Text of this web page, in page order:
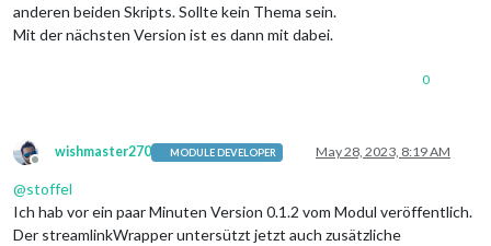
anderen beiden Skripts. Sollte kein Thema sein.
Mit der nächsten Version ist es dann mit dabei.
0
Offline
wishmaster270 MODULE DEVELOPER May 28, 2023, 8:19 AM
@stoffel
Ich hab vor ein paar Minuten Version 0.1.2 vom Modul veröffentlich.
Der streamlinkWrapper untersützt jetzt auch zusätzliche